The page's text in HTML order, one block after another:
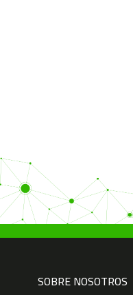
SOBRE NOSOTROS